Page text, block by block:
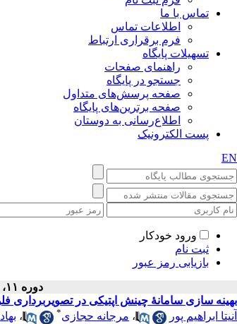
تماس با ما
اطلاعات تماس
فرم برقراری ارتباط
تسهیلات پایگاه
راهنمای صفحات
جستجو در پایگاه
صفحه پرسش‌های متداول
صفحه برترین‌های پایگاه
اطلاع‌رسانی به دوستان
پست الکترونیک
EN
ورود خودکار
ثبت نام
بازیابی رمز عبور
دوره ۱۱، شماره ۱ و ۲ - ( لیزر پزشکی ۱۳۹۳ )
بهینه​ سازی سامانۀ چینش اپتیکی در
آنیتا ابراهیم پور
، مرجانه حجازی* ،